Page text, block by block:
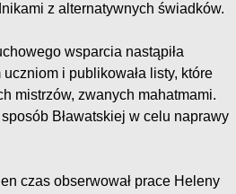
z alternatywnych świadków.
wsparcia nastąpiła
i publikowała listy, które
mistrzów, zwanych mahatmami.
Bławatskiej w celu naprawy
czas obserwował prace Heleny